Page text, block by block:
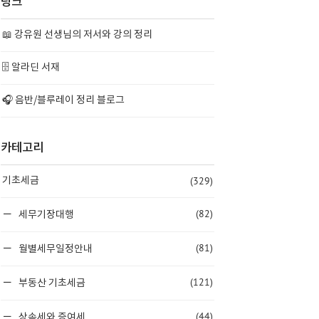
📖 강유원 선생님의 저서와 강의 정리
🗄️ 알라딘 서재
🎧 음반/블루레이 정리 블로그
카테고리
기초세금 (329)
세무기장대행 (82)
월별세무일정안내 (81)
부동산 기초세금 (121)
(44)